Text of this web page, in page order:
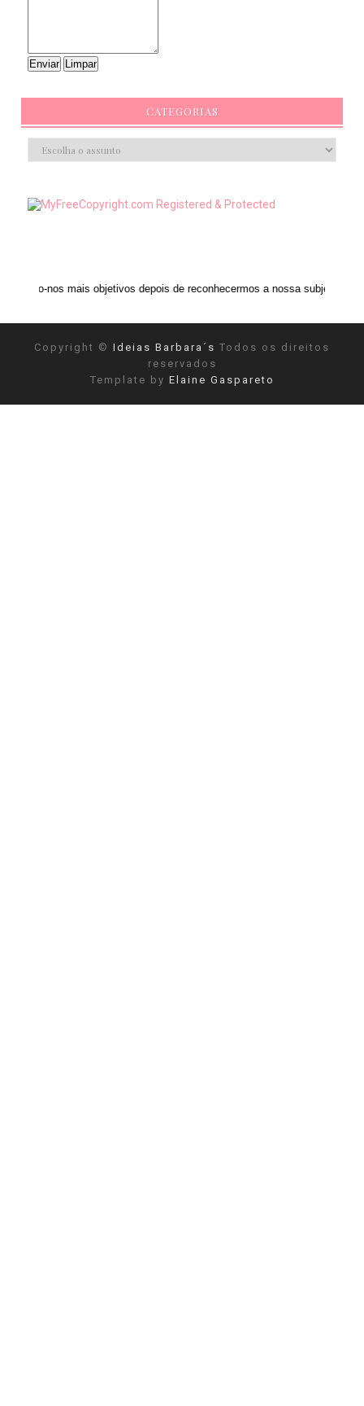
CATEGORIAS
objetivos depois de reconhecermos a nossa subjetividade." ANAIS NIN
Copyright © Ideias Barbara´s Todos os direitos
reservados
Template by Elaine Gaspareto